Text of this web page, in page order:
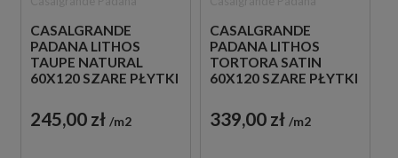
CASALGRANDE
PADANA LITHOS
TAUPE NATURAL
60X120 SZARE PŁYTKI
245,00 zł m2
CASALGRANDE
PADANA LITHOS
TORTORA SATIN
60X120 SZARE PŁYTKI
339,00 zł m2